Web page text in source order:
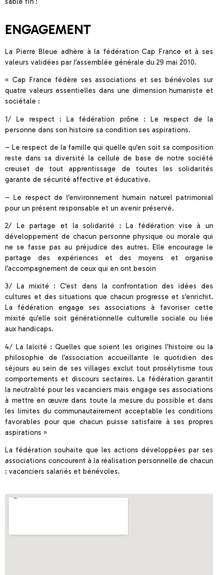
ENGAGEMENT
La Pierre Bleue adhère à la fédération Cap France et à ses
valeurs validées par l’assemblée générale du 29 mai 2010.
« Cap France fédère ses associations et ses bénévoles sur
quatre valeurs essentielles dans une dimension humaniste et
sociétale :
1/ Le respect : La fédération prône : Le respect de la
personne dans son histoire sa condition ses aspirations.
– Le respect de la famille qui quelle qu’en soit sa composition
reste dans sa diversité la cellule de base de notre société
creuset de tout apprentissage de toutes les solidarités
garante de sécurité affective et éducative.
– Le respect de l’environnement humain naturel patrimonial
pour un présent responsable et un avenir préservé.
2/ Le partage et la solidarité : La fédération vise à un
développement de chacun personne physique ou morale qui
ne se fasse pas au préjudice des autres. Elle encourage le
partage des expériences et des moyens et organise
l’accompagnement de ceux qui en ont besoin
3/ La mixité : C’est dans la confrontation des idées des
cultures et des situations que chacun progresse et s’enrichit.
La fédération engage ses associations à favoriser cette
mixité qu’elle soit générationnelle culturelle sociale ou liée
aux handicaps.
4/ La laïcité : Quelles que soient les origines l’histoire ou la
philosophie de l’association accueillante le quotidien des
séjours au sein de ses villages exclut tout prosélytisme tous
comportements et discours sectaires. La fédération garantit
la neutralité pour les vacanciers mais engage ses associations
à mettre en œuvre dans toute la mesure du possible et dans
les limites du communautairement acceptable les conditions
favorables pour que chacun puisse satisfaire à ses propres
aspirations »
La fédération souhaite que les actions développées par ses
associations concourent à la réalisation personnelle de chacun
: vacanciers salariés et bénévoles.